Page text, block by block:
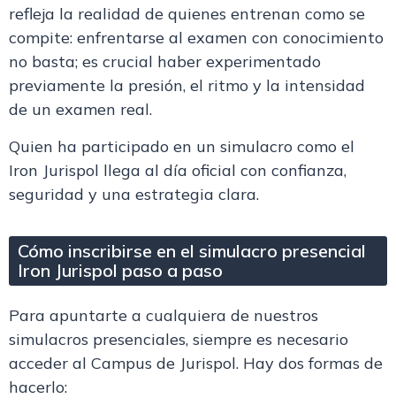
refleja la realidad de quienes entrenan como se
compite: enfrentarse al examen con conocimiento
no basta; es crucial haber experimentado
previamente la presión, el ritmo y la intensidad
de un examen real.
Quien ha participado en un simulacro como el
Iron Jurispol llega al día oficial con confianza,
seguridad y una estrategia clara.
Cómo inscribirse en el simulacro presencial
Iron Jurispol paso a paso
Para apuntarte a cualquiera de nuestros
simulacros presenciales, siempre es necesario
acceder al Campus de Jurispol. Hay dos formas de
hacerlo: